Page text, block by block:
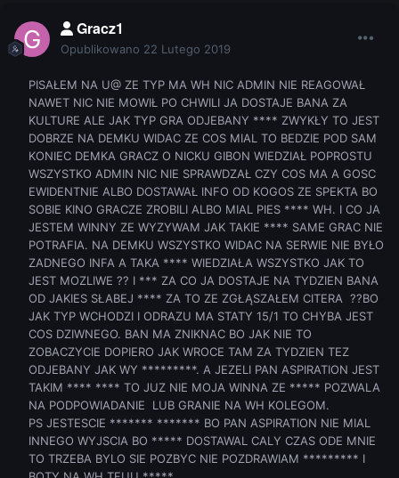
Gracz1
Opublikowano 22 Lutego 2019
PISAŁEM NA U@ ZE TYP MA WH NIC ADMIN NIE REAGOWAŁ
NAWET NIC NIE MOWIŁ PO CHWILI JA DOSTAJE BANA ZA
KULTURE ALE JAK TYP GRA ODJEBANY **** ZWYKŁY TO JEST
DOBRZE NA DEMKU WIDAC ZE COS MIAL TO BEDZIE POD SAM
KONIEC DEMKA GRACZ O NICKU GIBON WIEDZIAŁ POPROSTU
WSZYSTKO ADMIN NIC NIE SPRAWDZAŁ CZY COS MA A GOSC
EWIDENTNIE ALBO DOSTAWAŁ INFO OD KOGOS ZE SPEKTA BO
SOBIE KINO GRACZE ZROBILI ALBO MIAL PIES **** WH. I CO JA
JESTEM WINNY ZE WYZYWAM JAK TAKIE **** SAME GRAC NIE
POTRAFIA. NA DEMKU WSZYSTKO WIDAC NA SERWIE NIE BYŁO
ZADNEGO INFA A TAKA **** WIEDZIAŁA WSZYSTKO JAK TO
JEST MOZLIWE ?? I *** ZA CO JA DOSTAJE NA TYDZIEN BANA
OD JAKIES SŁABEJ **** ZA TO ZE ZGŁĄSZAŁEM CITERA ??BO
JAK TYP WCHODZI I ODRAZU MA STATY 15/1 TO CHYBA JEST
COS DZIWNEGO. BAN MA ZNIKNAC BO JAK NIE TO
ZOBACZYCIE DOPIERO JAK WROCE TAM ZA TYDZIEN TEZ
ODJEBANY JAK WY *********. A JEZELI PAN ASPIRATION JEST
TAKIM **** **** TO JUZ NIE MOJA WINNA ZE ***** POZWALA
NA PODPOWIADANIE LUB GRANIE NA WH KOLEGOM.
PS JESTESCIE ******* ******* BO PAN ASPIRATION NIE MIAL
INNEGO WYJSCIA BO ***** DOSTAWAL CALY CZAS ODE MNIE
TO TRZEBA BYLO SIE POZBYC NIE POZDRAWIAM ********* I